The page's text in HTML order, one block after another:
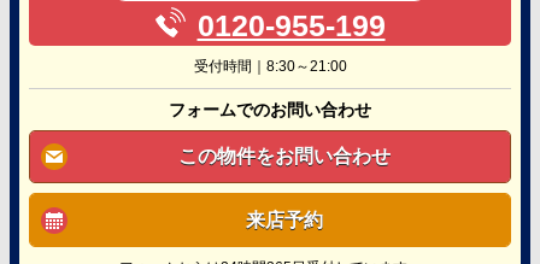
0120-955-199
受付時間｜8:30～21:00
フォームでのお問い合わせ
この物件をお問い合わせ
来店予約